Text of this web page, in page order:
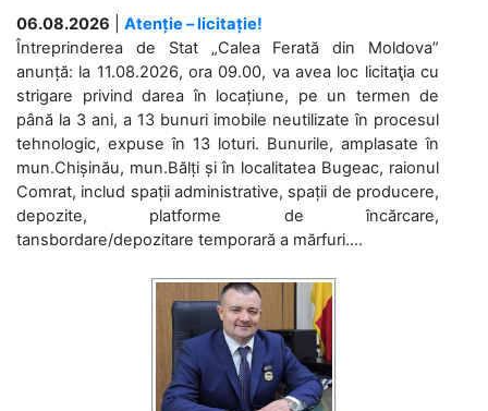
06.08.2026
Atenție – licitație!
Întreprinderea de Stat „Calea Ferată din Moldova”
anunță: la 11.08.2026, ora 09.00, va avea loc licitaţia cu
strigare privind darea în locațiune, pe un termen de
până la 3 ani, a 13 bunuri imobile neutilizate în procesul
tehnologic, expuse în 13 loturi. Bunurile, amplasate în
mun.Chișinău, mun.Bălți și în localitatea Bugeac, raionul
Comrat, includ spații administrative, spații de producere,
depozite, platforme de încărcare,
tansbordare/depozitare temporară a mărfuri....